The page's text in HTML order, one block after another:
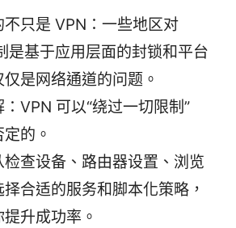
只是 VPN：一些地区对
是基于应用层面的封锁和平台
是网络通道的问题。
VPN 可以“绕过一切限制”
的。
查设备、路由器设置、浏览
合适的服务和脚本化策略，
升成功率。